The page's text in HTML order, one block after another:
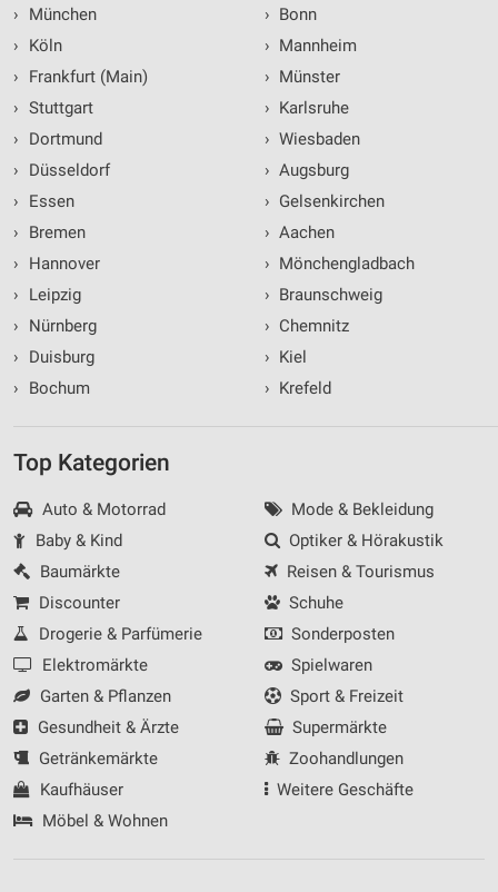
›
München
›
Köln
›
Frankfurt (Main)
› Stuttgart
›
Dortmund
›
Düsseldorf
›
Essen
›
Bremen
›
Hannover
›
Leipzig
›
Nürnberg
›
Duisburg
›
Bochum
› Bonn
› Mannheim
› Münster
› Karlsruhe
› Wiesbaden
› Augsburg
› Gelsenkirchen
› Aachen
› Mönchengladbach
› Braunschweig
› Chemnitz
› Kiel
› Krefeld
Top Kategorien
Auto & Motorrad
Baby & Kind
Baumärkte
Discounter
Drogerie & Parfümerie
Elektromärkte
Garten & Pflanzen
Gesundheit & Ärzte
Getränkemärkte
Kaufhäuser
Möbel & Wohnen
Mode & Bekleidung
Optiker & Hörakustik
Reisen & Tourismus
Schuhe
Sonderposten
Spielwaren
Sport & Freizeit
Supermärkte
Zoohandlungen
Weitere Geschäfte